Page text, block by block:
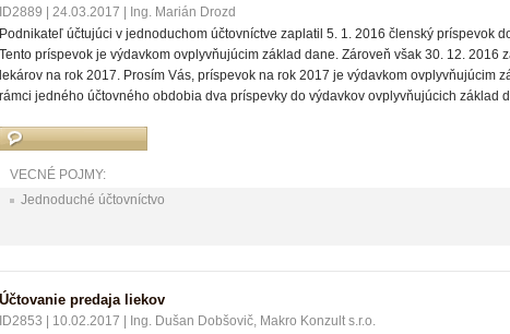
ID2889 24.03.2017
Ing. Marián Drozd
Podnikateľ účtujúci v jednoduchom účtovníctve zaplatil 5. 1. 2016 členský príspevok
Tento príspevok je výdavkom ovplyvňujúcim základ dane. Zároveň však 30. 12. 2016
lekárov na rok 2017. Prosím Vás, príspevok na rok 2017 je výdavkom ovplyvňujúcim
rámci jedného účtovného obdobia dva príspevky do výdavkov ovplyvňujúcich základ
VECNÉ POJMY:
Jednoduché účtovníctvo
Účtovanie predaja liekov
ID2853 10.02.2017
Ing. Dušan Dobšovič, Makro Konzult s.r.o.